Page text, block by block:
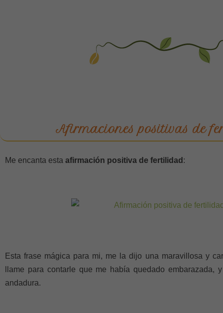
Afirmaciones positivas de
Me encanta esta afirmación positiva de fertilidad :
Esta frase mágica para mi, me la dijo una maravillosa y
llame para contarle que me había quedado
andadura.